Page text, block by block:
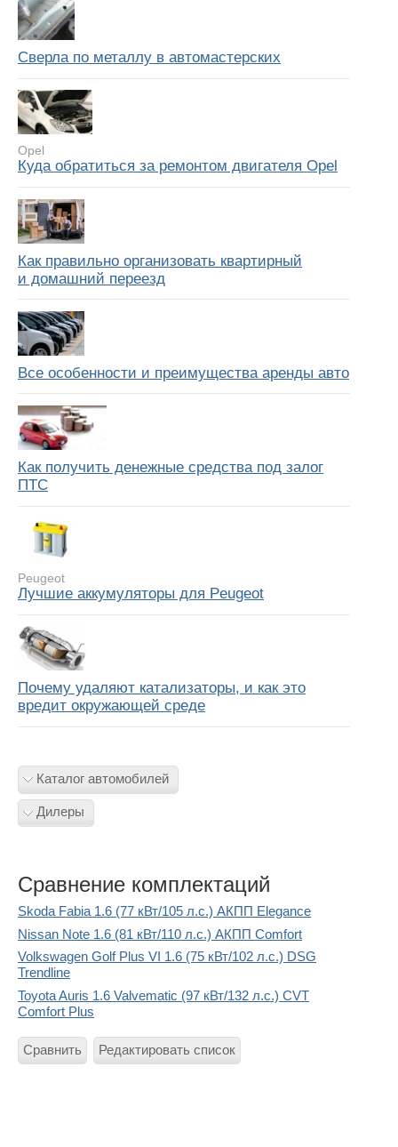
Сверла по металлу в автомастерских
Opel
Куда обратиться за ремонтом двигателя Opel
Как правильно организовать квартирный
и домашний переезд
Все особенности и преимущества аренды авто
Как получить денежные средства под залог
ПТС
Peugeot
Лучшие аккумуляторы для Peugeot
Почему удаляют катализаторы, и как это
вредит окружающей среде
Каталог автомобилей
Дилеры
Сравнение комплектаций
Skoda Fabia 1.6 (77 кВт/105 л.с.) АКПП Elegance
Nissan Note 1.6 (81 кВт/110 л.с.) АКПП Comfort
Volkswagen Golf Plus VI 1.6 (75 кВт/102 л.с.) DSG
Trendline
Toyota Auris 1.6 Valvematic (97 кВт/132 л.с.) CVT
Comfort Plus
Сравнить Редактировать список